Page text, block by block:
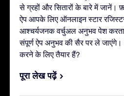
से ग्रहों और सितारों के बारे में जानें।
ऐप आपके लिए ऑनलाइन स्टार
आश्चर्यजनक वर्चुअल अनुभव पेश
संपूर्ण ऐप अनुभव की सैर पर ले
करने के लिए तैयार हैं?
पूरा लेख पढ़ें